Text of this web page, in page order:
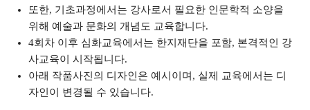
또한, 기초과정에서는 강사로서 필요한 인문학적 소양을
위해 예술과 문화의 개념도 교육합니다.
4회차 이후 심화교육에서는 한지재단을 포함, 본격적인 강
사교육이 시작됩니다.
아래 작품사진의 디자인은 예시이며, 실제 교육에서는 디
자인이 변경될 수 있습니다.